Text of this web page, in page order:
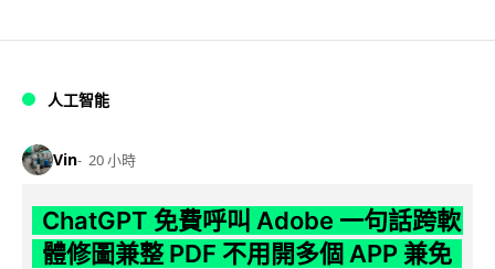
人工智能
Vin 20 小時
ChatGPT 免費呼叫 Adobe 一句話跨軟
體修圖兼整 PDF 不用開多個 APP 兼免